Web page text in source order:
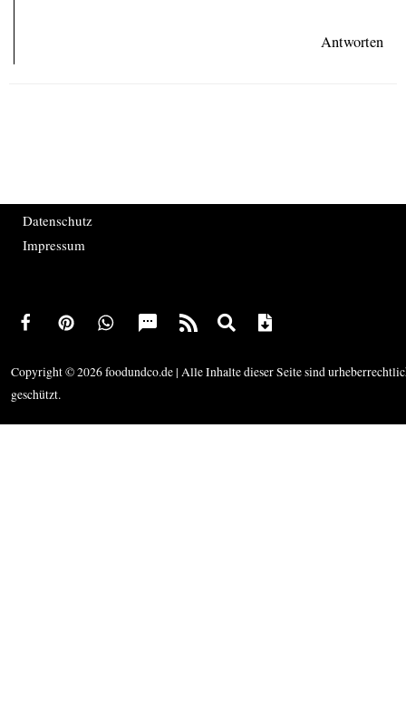
Antworten
Datenschutz
Impressum
Copyright © 2026 foodundco.de | Alle Inhalte dieser Seite sind
geschützt.